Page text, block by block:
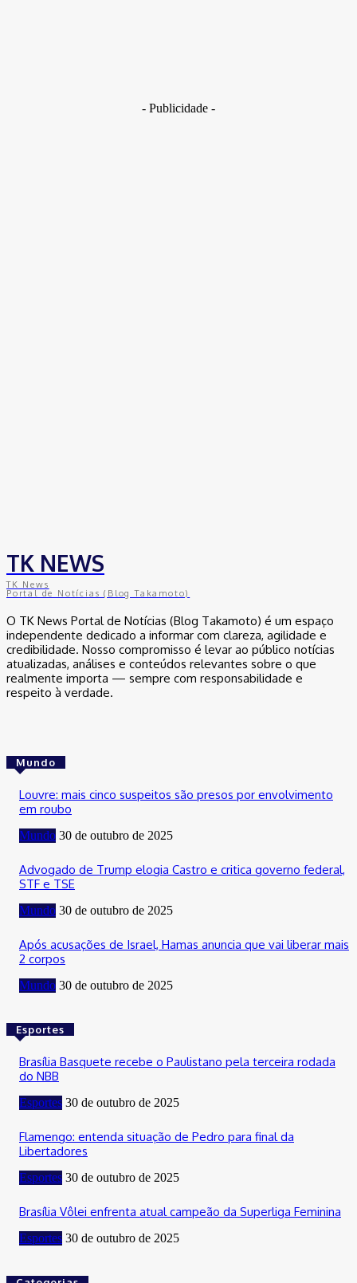
- Publicidade -
TK NEWS
TK News
Portal de Notícias (Blog Takamoto)
O TK News Portal de Notícias (Blog Takamoto) é um espaço
independente dedicado a informar com clareza, agilidade e
credibilidade. Nosso compromisso é levar ao público notícias
atualizadas, análises e conteúdos relevantes sobre o que
realmente importa — sempre com responsabilidade e
respeito à verdade.
Mundo
Louvre: mais cinco suspeitos são presos por envolvimento
em roubo
Mundo 30 de outubro de 2025
Advogado de Trump elogia Castro e critica governo federal,
STF e TSE
Mundo 30 de outubro de 2025
Após acusações de Israel, Hamas anuncia que vai liberar mais
2 corpos
Mundo 30 de outubro de 2025
Esportes
Brasília Basquete recebe o Paulistano pela terceira rodada
do NBB
Esportes 30 de outubro de 2025
Flamengo: entenda situação de Pedro para final da
Libertadores
Esportes 30 de outubro de 2025
Brasília Vôlei enfrenta atual campeão da Superliga Feminina
Esportes 30 de outubro de 2025